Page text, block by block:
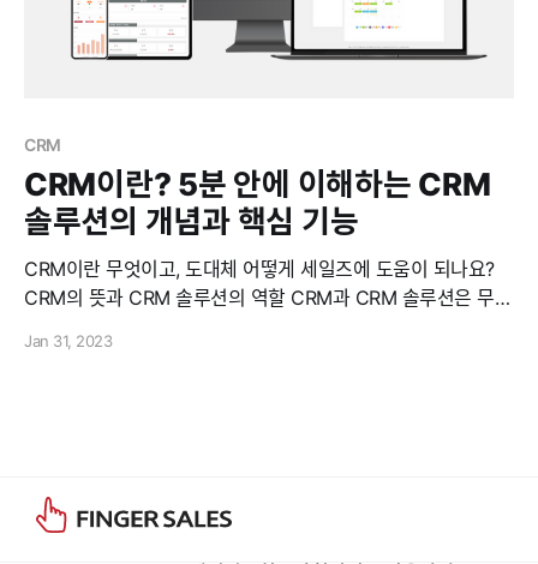
CRM
CRM이란? 5분 안에 이해하는 CRM
솔루션의 개념과 핵심 기능
CRM이란 무엇이고, 도대체 어떻게 세일즈에 도움이 되나요?
CRM의 뜻과 CRM 솔루션의 역할 CRM과 CRM 솔루션은 무엇
약자로 '고객 관계 관리'를 뜻하며, 고객과의 강력한 유대감과
Jan 31, 2023